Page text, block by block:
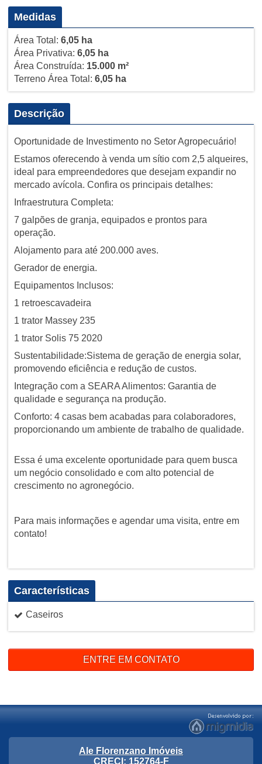
Medidas
Área Total: 6,05 ha
Área Privativa: 6,05 ha
Área Construída: 15.000 m²
Terreno Área Total: 6,05 ha
Descrição
Oportunidade de Investimento no Setor Agropecuário!
Estamos oferecendo à venda um sítio com 2,5 alqueires,
ideal para empreendedores que desejam expandir no
mercado avícola. Confira os principais detalhes:
Infraestrutura Completa:
7 galpões de granja, equipados e prontos para
operação.
Alojamento para até 200.000 aves.
Gerador de energia.
Equipamentos Inclusos:
1 retroescavadeira
1 trator Massey 235
1 trator Solis 75 2020
Sustentabilidade:Sistema de geração de energia solar,
promovendo eficiência e redução de custos.
Integração com a SEARA Alimentos: Garantia de
qualidade e segurança na produção.
Conforto: 4 casas bem acabadas para colaboradores,
proporcionando um ambiente de trabalho de qualidade.
Essa é uma excelente oportunidade para quem busca
um negócio consolidado e com alto potencial de
crescimento no agronegócio.
Para mais informações e agendar uma visita, entre em
contato!
Características
Caseiros
ENTRE EM CONTATO
Ale Florenzano Imóveis
CRECI: 152764-F